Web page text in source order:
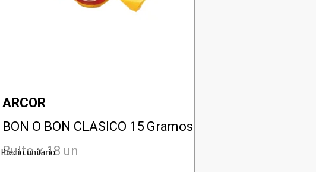
ARCOR
BON O BON CLASICO 15 Gramos
Bulto x 18 un
Precio unitario